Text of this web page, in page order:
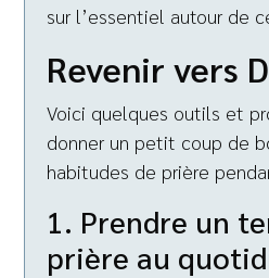
sur l’essentiel autour de
Revenir vers
Voici quelques outils et
donner un petit coup de
habitudes de prière
1. Prendre un
prière au